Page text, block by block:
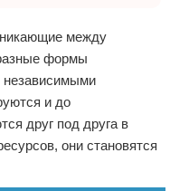
между
формы
независимыми
и до
друг под друга в
они становятся